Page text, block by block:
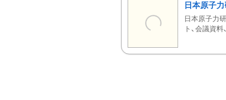
日本原子
日本原子力
ト、会議資